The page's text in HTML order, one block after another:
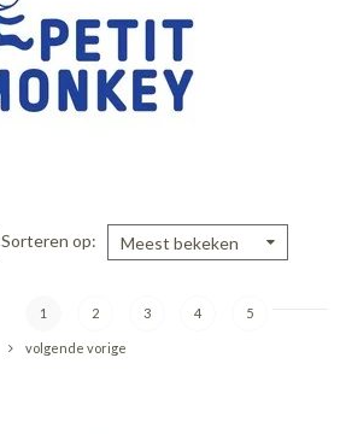
Sorteren op Meest bekeken
1 2 3 4 5
volgende vorige